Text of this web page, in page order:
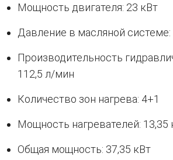
Мощность двигателя: 23 кВт
Давление в масляной системе:
Производительность
112,5 л/мин
Количество зон нагрева: 4+1
Мощность нагревателей: 13,35
Общая мощность: 37,35 кВт